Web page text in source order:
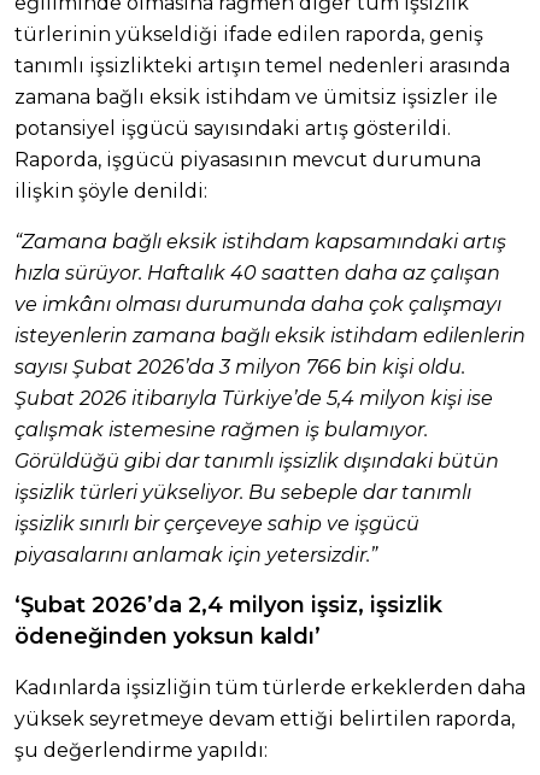
türlerinin yükseldiği ifade edilen raporda, geniş
tanımlı işsizlikteki artışın temel nedenleri arasında
zamana bağlı eksik istihdam ve ümitsiz işsizler ile
potansiyel işgücü sayısındaki artış gösterildi.
Raporda, işgücü piyasasının mevcut durumuna
ilişkin şöyle denildi:
“Zamana bağlı eksik istihdam kapsamındaki artış
hızla sürüyor. Haftalık 40 saatten daha az çalışan
ve imkânı olması durumunda daha çok çalışmayı
isteyenlerin zamana bağlı eksik istihdam edilenlerin
sayısı Şubat 2026’da 3 milyon 766 bin kişi oldu.
Şubat 2026 itibarıyla Türkiye’de 5,4 milyon kişi ise
çalışmak istemesine rağmen iş bulamıyor.
Görüldüğü gibi dar tanımlı işsizlik dışındaki bütün
işsizlik türleri yükseliyor. Bu sebeple dar tanımlı
işsizlik sınırlı bir çerçeveye sahip ve işgücü
piyasalarını anlamak için yetersizdir.”
‘Şubat 2026’da 2,4 milyon işsiz, işsizlik
ödeneğinden yoksun kaldı’
Kadınlarda işsizliğin tüm türlerde erkeklerden daha
yüksek seyretmeye devam ettiği belirtilen raporda,
şu değerlendirme yapıldı: